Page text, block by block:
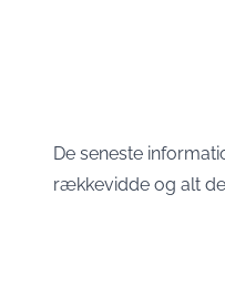
De seneste
rækkevidde og alt